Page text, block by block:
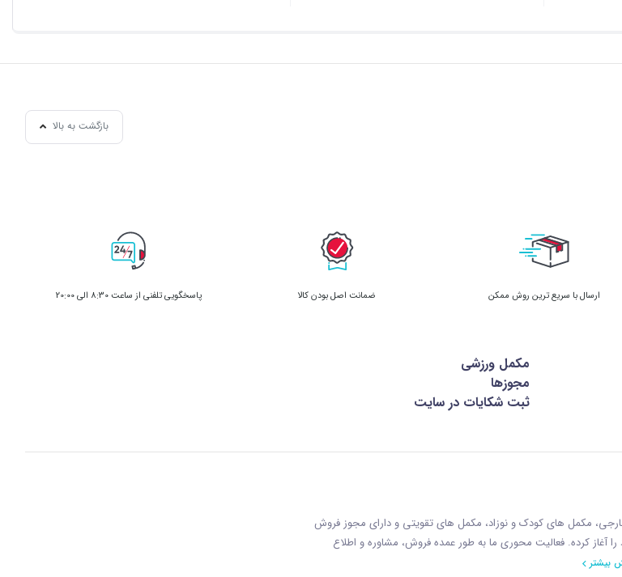
بازگشت به بالا
ارسال با سریع ترین روش ممکن ضمانت اصل بودن کالا پاسخگویی تلفنی از ساعت 8:30 الی 20:00
مکمل ورزشی
مجوزها
ثبت شکایات در سایت
مکمل های کودک و نوزاد، مکمل های تقویتی و دارای مجوز فروش
در فروش، فعاليت خود را آغاز کرده. فعاليت محوری ما به طور عمده فروش، مشاوره و اطلاع
بیشتر